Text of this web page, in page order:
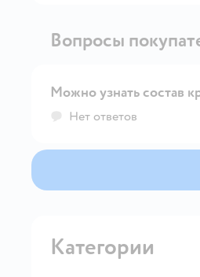
Вопросы
Можно узнать состав
Нет ответов
Категории